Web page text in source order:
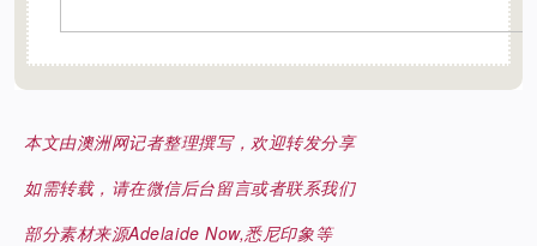
本文由澳洲网记者整理撰写，欢迎转发分享
如需转载， 请在微信后台留言或者联系我们
部分素材来源Adelaide Now,悉尼印象等